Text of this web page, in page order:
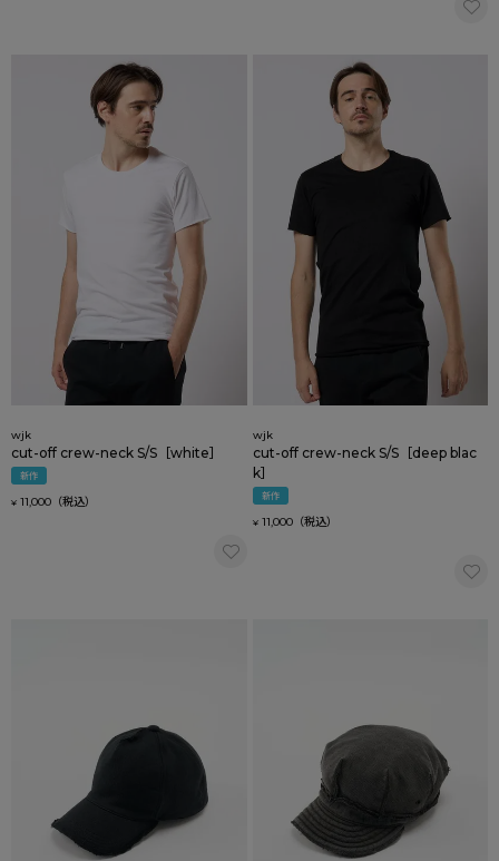
wjk
cut-off crew-neck S/S［white］
新作
¥ 11,000
wjk
cut-off crew-neck S/S［deep blac
k］
新作
¥ 11,000